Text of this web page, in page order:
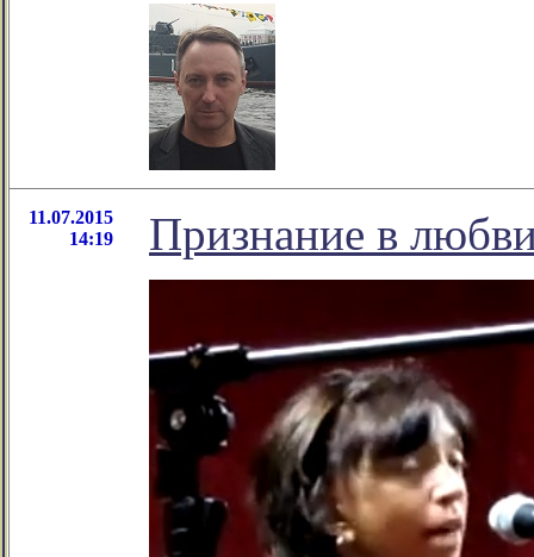
11.07.2015
14:19
Признание в